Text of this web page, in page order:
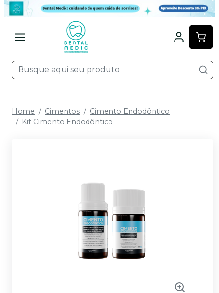
Home Cimentos
Cimento Endodôntico
Kit Cimento Endodôntico